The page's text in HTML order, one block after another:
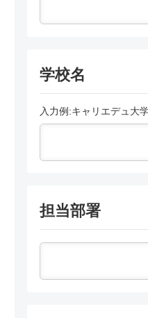
学校名
入力例:キャリエデュ大
担当部署